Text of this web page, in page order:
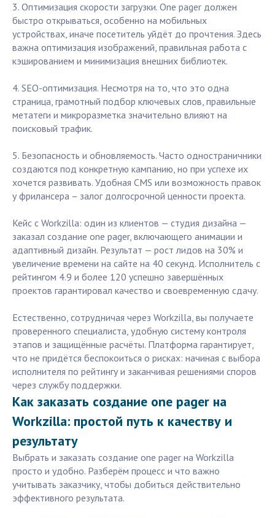
3. Оптимизация скорости загрузки. One pager должен
быстро открываться, особенно на мобильных
устройствах, иначе посетитель уйдёт до прочтения. Здесь
важна оптимизация изображений, правильная работа с
кэшированием и минимизация внешних библиотек.
4. SEO-оптимизация. Несмотря на то, что это одна
страница, грамотный подбор ключевых слов, правильные
метатеги и микроразметка значительно влияют на
поисковый трафик.
5. Безопасность и обновляемость. Часто одностраничники
создаются под конкретную кампанию, но при успехе их
хочется развивать. Удобная CMS или возможность правок
у фрилансера – залог долгосрочной ценности проекта.
Кейс с Workzilla: один из клиентов — студия дизайна —
заказал создание one pager, включающего анимации и
адаптивный дизайн. Результат — рост лидов на 30% и
увеличение времени на сайте на 40 секунд. Исполнитель с
рейтингом 4.9 и более 120 успешно завершённых
проектов гарантировал качество и своевременную сдачу.
Естественно, сотрудничая через Workzilla, вы получаете
проверенного специалиста, удобную систему контроля
этапов и защищённые расчёты. Платформа гарантирует,
что не придётся беспокоиться о рисках: начиная с выбора
исполнителя по рейтингу и заканчивая решениями споров
через службу поддержки.
Как заказать создание one pager на
Workzilla: простой путь к качеству и
результату
Выбрать и заказать создание one pager на Workzilla
просто и удобно. Разберём процесс и что важно
учитывать заказчику, чтобы добиться действительно
эффективного результата.